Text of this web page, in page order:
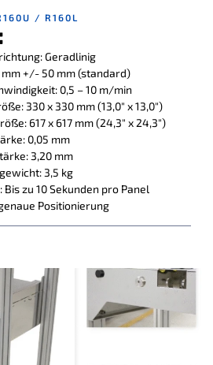
/ R160L
Geradlinig
+/- 50 mm (standard)
0,5 – 10 m/min
330 x 330 mm (13,0″ x 13,0″)
617 x 617 mm (24,3″ x 24,3″)
0,05 mm
3,20 mm
3,5 kg
zu 10 Sekunden pro Panel
Positionierung